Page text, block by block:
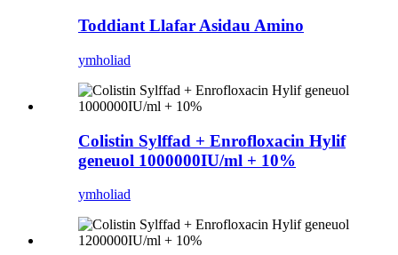
Toddiant Llafar Asidau Amino
ymholiad
Colistin Sylffad + Enrofloxacin Hylif
geneuol 1000000IU/ml + 10%
ymholiad